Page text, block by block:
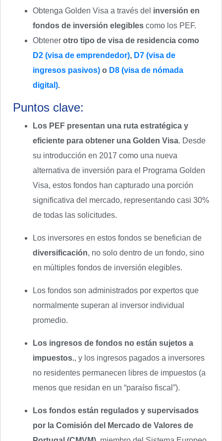
Obtenga Golden Visa a través del inversión en
fondos de inversión elegibles como los PEF.
Obtener otro tipo de visa de residencia como
D2 (visa de emprendedor), D7 (visa de
ingresos pasivos) o D8 (visa de nómada
digital).
Puntos clave:
Los PEF presentan una ruta estratégica y
eficiente para obtener una Golden Visa. Desde
su introducción en 2017 como una nueva
alternativa de inversión para el Programa Golden
Visa, estos fondos han capturado una porción
significativa del mercado, representando casi 30%
de todas las solicitudes.
Los inversores en estos fondos se benefician de
diversificación, no solo dentro de un fondo, sino
en múltiples fondos de inversión elegibles.
Los fondos son administrados por expertos que
normalmente superan al inversor individual
promedio.
Los ingresos de fondos no están sujetos a
impuestos., y los ingresos pagados a inversores
no residentes permanecen libres de impuestos (a
menos que residan en un “paraíso fiscal”).
Los fondos están regulados y supervisados
por la Comisión del Mercado de Valores de